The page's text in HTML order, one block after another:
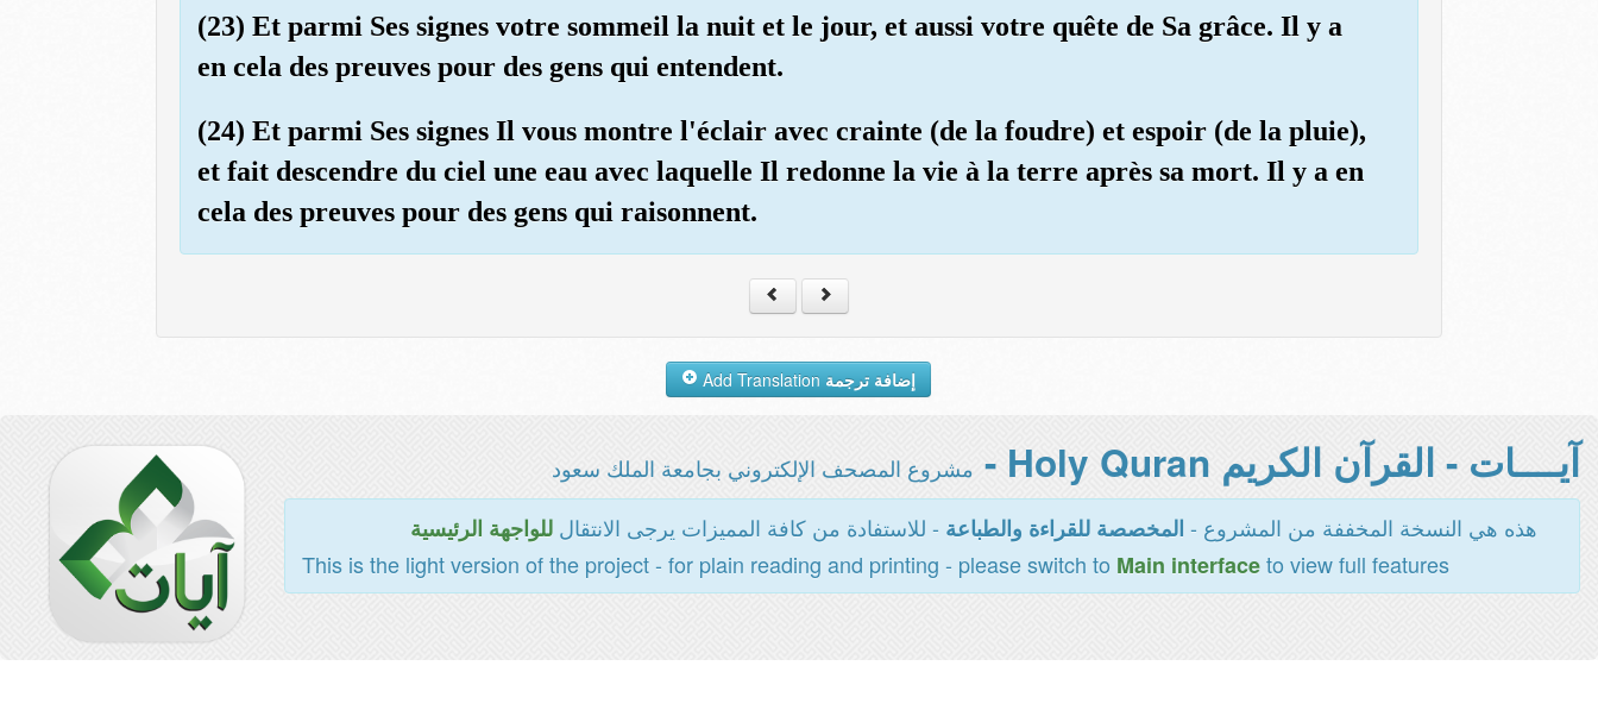
(23) Et parmi Ses signes votre sommeil la nuit et le jour, et aussi votre quête de Sa grâce. Il y a
en cela des preuves pour des gens qui entendent.
(24) Et parmi Ses signes Il vous montre l'éclair avec crainte (de la foudre) et espoir (de la pluie),
et fait descendre du ciel une eau avec laquelle Il redonne la vie à la terre après sa mort. Il y a en
cela des preuves pour des gens qui raisonnent.
إضافة ترجمة
آيــــات - القرآن الكريم Holy Quran - مشروع المصحف الإلكتروني بجامعة الملك سعود
هذه هي النسخة المخففة من المشروع - المخصصة للقراءة والطباعة - للاستفادة من كافة المميزات يرجى الانتقالللواجهة الرئيسية
This is the light version of the project - for plain reading and printing - please switch to Main interfaceto view full features